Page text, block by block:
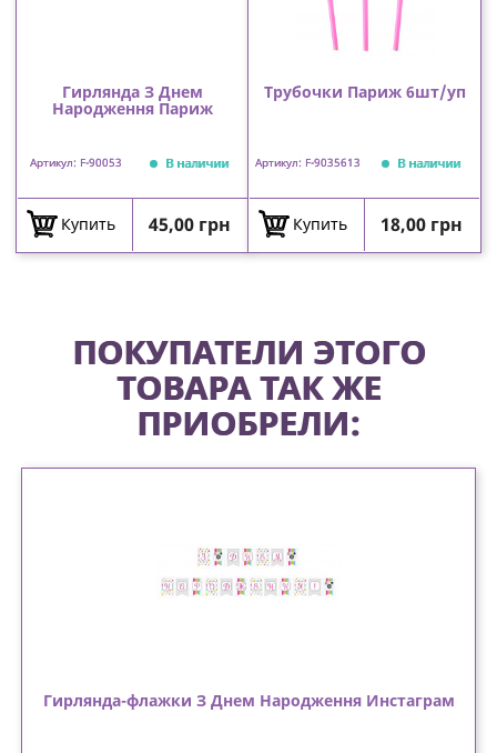
Гирлянда З Днем
Народження Париж
Артикул: F-90053 В наличии
Купить Цена
45,00 грн
Трубочки Париж 6шт/уп
Артикул: F-9035613 В наличии
Купить Цена
18,00 грн
ПОКУПАТЕЛИ ЭТОГО
ТОВАРА ТАК ЖЕ
ПРИОБРЕЛИ:
Гирлянда-флажки З Днем Народження Инстаграм